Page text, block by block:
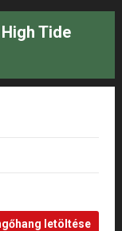
Tide
letöltése